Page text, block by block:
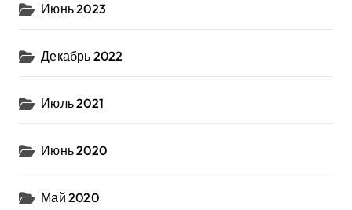
Июнь 2023
Декабрь 2022
Июль 2021
Июнь 2020
Май 2020